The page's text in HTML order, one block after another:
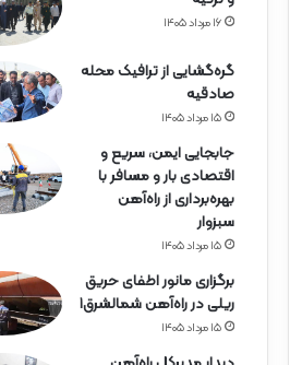
آ
ن
ه
ر
ز
گ
ا
ن
۱۶ مرداد ۱۴۰۵
گره‌گشایی از ترافیک محله
صادقیه
۱۵ مرداد ۱۴۰۵
جابجایی ایمن، سریع و
اقتصادی بار و مسافر با
بهره‌برداری از راه‌آهن
سبزوار
۱۵ مرداد ۱۴۰۵
برگزاری مانور اطفای حریق
ریلی در راه‌آهن شمالشرق۱
۱۵ مرداد ۱۴۰۵